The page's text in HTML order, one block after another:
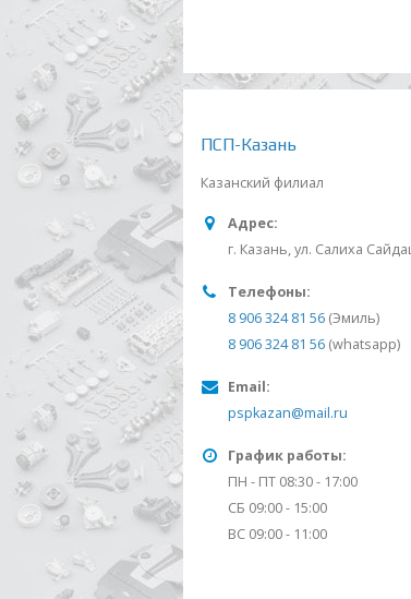
ПСП-Казань
Казанский филиал
Адрес:
г. Казань, ул. Салиха
Телефоны:
8 906 324 81 56 (Эмиль)
8 906 324 81 56 (whatsapp)
Email:
pspkazan@mail.ru
График работы:
ПН - ПТ 08:30 - 17:00
СБ 09:00 - 15:00
ВС 09:00 - 11:00